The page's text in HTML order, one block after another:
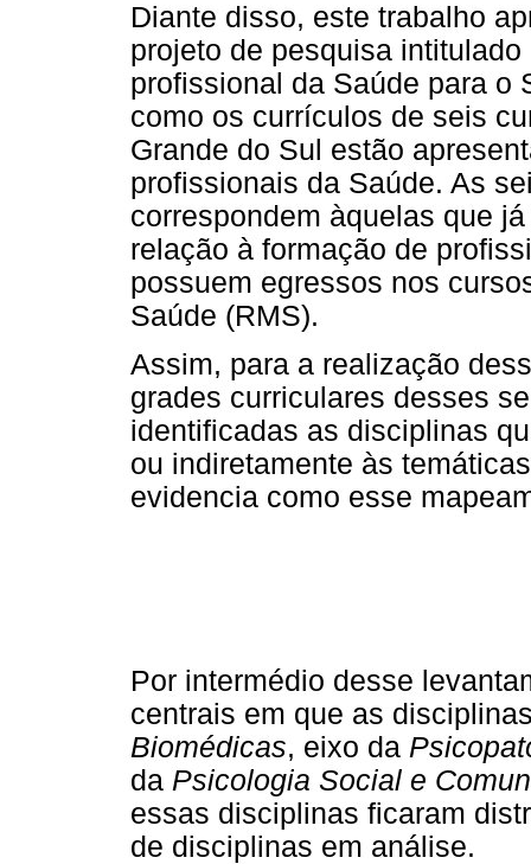
Diante disso, este trabalho
projeto de pesquisa
profissional da Saúde para o
como os currículos de seis
Grande do Sul estão
profissionais da Saúde. As
correspondem àquelas que
relação à formação de
possuem egressos nos
Saúde (RMS).
Assim, para a realização
grades curriculares desses
identificadas as disciplinas
ou indiretamente às
evidencia como esse
Por intermédio desse
centrais em que as
Biomédicas, eixo da
da Psicologia Social e
essas disciplinas ficaram
de disciplinas em análise.